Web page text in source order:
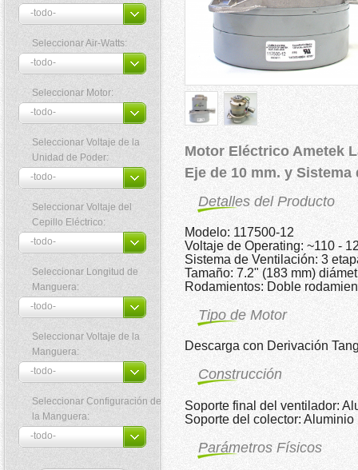
Seleccionar Air-Watts:
Seleccionar Motor:
Seleccionar Voltaje de la
Unidad de Poder:
Seleccionar Voltaje del
Cepillo Eléctrico:
Seleccionar Longitud de
Manguera:
Seleccionar Voltaje de la
Manguera:
Seleccionar Configuración de
la Manguera:
Motor Eléctrico Ametek
Eje de 10 mm. y
Detalles del Producto
Modelo: 117500-12
Voltaje de Operating: ~110 -
Sistema de Ventilación: 3
Tamaño: 7.2" (183 mm)
Rodamientos: Doble
Tipo de Motor
Descarga con Derivación
Construcción
Soporte final del ventilador:
Soporte del colector: Aluminio
Parámetros Físicos